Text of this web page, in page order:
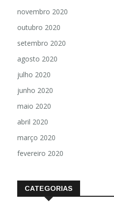
novembro 2020
outubro 2020
setembro 2020
agosto 2020
julho 2020
junho 2020
maio 2020
abril 2020
março 2020
fevereiro 2020
CATEGORIAS